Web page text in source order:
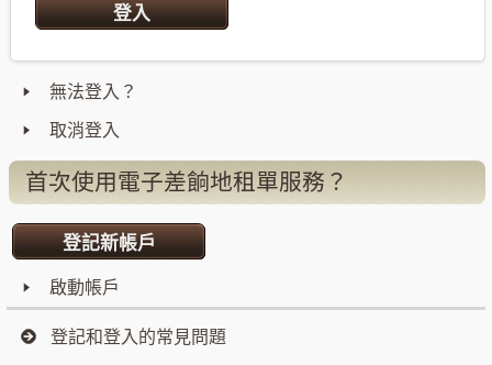
無法登入？
取消登入
首次使用電子差餉地租單服務？
啟動帳戶
登記和登入的常見問題